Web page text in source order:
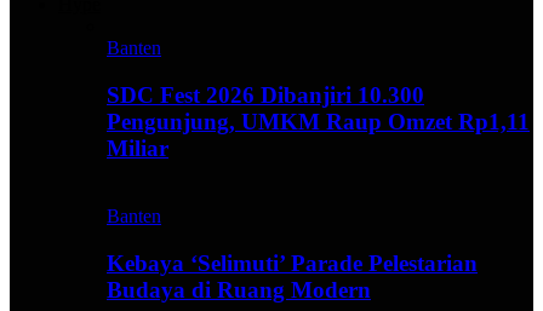
Banten
SDC Fest 2026 Dibanjiri 10.300
Pengunjung, UMKM Raup Omzet Rp1,11
Miliar
Banten
Kebaya ‘Selimuti’ Parade Pelestarian
Budaya di Ruang Modern